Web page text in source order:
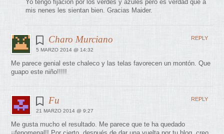
Yo tengo fijación por los verdes y azules pero es verdad que a
mis nenes les sientan bien. Gracias Maider.
Charo Murciano
5 MARZO 2014 @ 14:32
Me parece genial este chaleco y las telas favorecen un montón. Que
guapo este niño!!!!!
REPLY
Fu
21 MARZO 2014 @ 9:27
Me gusta mucho el resultado. Me parece que te ha quedado
REPLY